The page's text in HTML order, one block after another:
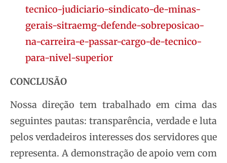
tecnico-judiciario-sindicato-de-minas-
gerais-sitraemg-defende-sobreposicao-
na-carreira-e-passar-cargo-de-tecnico-
para-nivel-superior
CONCLUSÃO
Nossa direção tem trabalhado em cima das
seguintes pautas: transparência, verdade e luta
pelos verdadeiros interesses dos servidores que
representa. A demonstração de apoio vem com